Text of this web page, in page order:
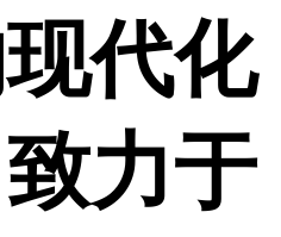
代化
力于